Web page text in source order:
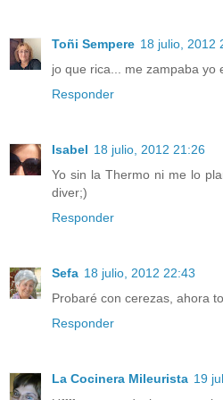
Toñi Sempere 18 julio, 2012
jo que rica... me zampaba yo
Responder
Isabel 18 julio, 2012 21:26
Yo sin la Thermo ni me lo
diver;)
Responder
Sefa 18 julio, 2012 22:43
Probaré con cerezas, ahora
Responder
La Cocinera Mileurista 19